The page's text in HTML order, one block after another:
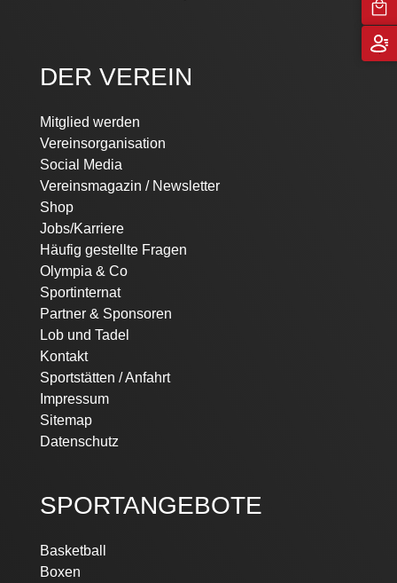
DER VEREIN
Mitglied werden
Vereinsorganisation
Social Media
Vereinsmagazin / Newsletter
Shop
Jobs/Karriere
Häufig gestellte Fragen
Olympia & Co
Sportinternat
Partner & Sponsoren
Lob und Tadel
Kontakt
Sportstätten / Anfahrt
Impressum
Sitemap
Datenschutz
SPORTANGEBOTE
Basketball
Boxen